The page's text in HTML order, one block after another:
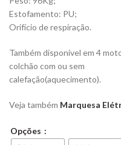
Estofamento: PU;
Orifício de respiração.
Também disponível em 4
colchão com ou sem
calefação(aquecimento).
Veja também Marquesa
Opções